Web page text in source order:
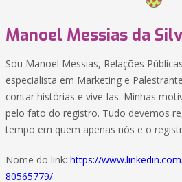
Manoel Messias da
Sou Manoel Messias, Relações
especialista em Marketing e
contar histórias e vive-las. Minhas
pelo fato do registro. Tudo devemos
tempo em quem apenas nós e o
Nome do link: https://
80565779/